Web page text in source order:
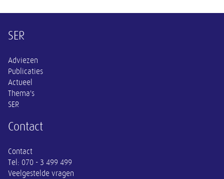
Overige informatie
SER
Adviezen
Publicaties
Actueel
Thema's
SER
Contact
Contact
Tel: 070 - 3 499 499
Veelgestelde vragen